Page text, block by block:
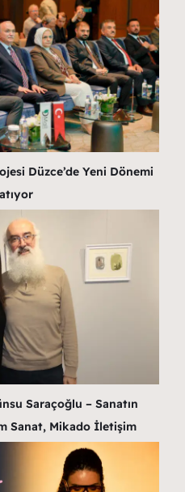
Düzce’de Yeni Dönemi
Saraçoğlu – Sanatın
Sanat, Mikado İletişim